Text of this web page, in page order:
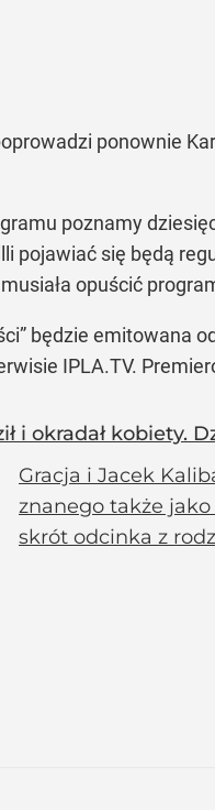
ponownie
poznamy
pojawiać się będą
opuścić
będzie emitowana
IPLA.TV.
i okradał kobiety.
Gracja i Jacek
znanego także jako
skrót odcinka z